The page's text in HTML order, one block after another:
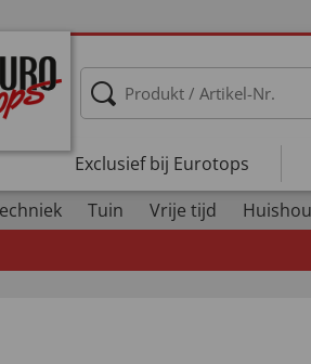
Exclusief bij Eurotops
Tuin Vrije tijd